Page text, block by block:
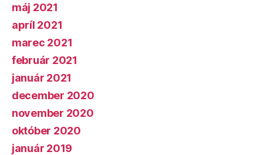
máj 2021
apríl 2021
marec 2021
február 2021
január 2021
december 2020
november 2020
október 2020
január 2019